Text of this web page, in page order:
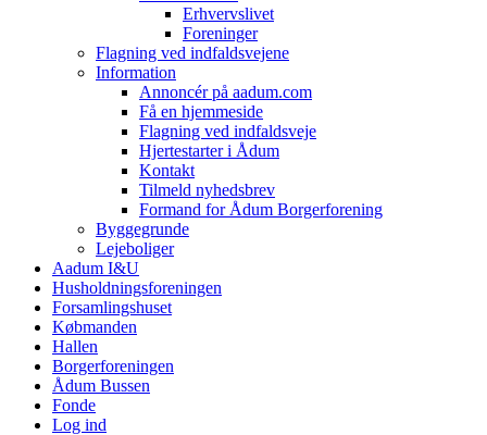
Erhvervslivet
Foreninger
Flagning ved indfaldsvejene
Information
Annoncér på aadum.com
Få en hjemmeside
Flagning ved indfaldsveje
Hjertestarter i Ådum
Kontakt
Tilmeld nyhedsbrev
Formand for Ådum Borgerforening
Byggegrunde
Lejeboliger
Aadum I&U
Husholdningsforeningen
Forsamlingshuset
Købmanden
Hallen
Borgerforeningen
Ådum Bussen
Fonde
Log ind